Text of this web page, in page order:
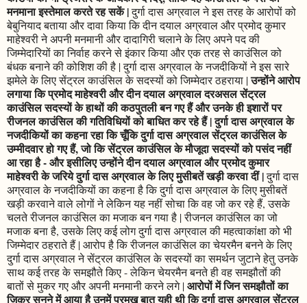
मनमाना इस्तेमाल करते रह सकें |दुर्गा दास अग्रवाल ने इस तरह के आरोपों को
बेबुनियाद बताया और दावा किया कि दीन दयाल अग्रवाल और प्रमोद कुमार
माहेश्वरी ने अपनी मनमानी और दादागिरी चलाने के लिए अपने पद की
जिम्मेदारियों का निर्वाह करने से इंकार किया और एक तरह से काउंसिल को
बंधक बनाने की कोशिश की है | दुर्गा दास अग्रवाल के नजदीकियों ने इस सारे
झमेले के लिए सेंट्रल काउंसिल के सदस्यों को जिम्मेदार ठहराया |उन्होंने आरोप
लगाया कि प्रमोद माहेश्वरी और दीन दयाल अग्रवाल दरअसल सेंट्रल
काउंसिल सदस्यों के हाथों की कठपुतली बन गए हैं और उनके ही इशारों पर
रीजनल काउंसिल की गतिविधियों को बाधित कर रहे हैं | दुर्गा दास अग्रवाल के
नजदीकियों का कहना रहा कि चूँकि दुर्गा दास अग्रवाल सेंट्रल काउंसिल के
उम्मीदवार हो गए हैं, जो कि सेंट्रल काउंसिल के मौजूदा सदस्यों को पसंद नहीं
आ रहा है - और इसीलिए उन्होंने दीन दयाल अग्रवाल और प्रमोद कुमार
माहेश्वरी के जरिये दुर्गा दास अग्रवाल के लिए मुसीबतें खड़ी करवा दीं |दुर्गा दास
अग्रवाल के नजदीकियों का कहना है कि दुर्गा दास अग्रवाल के लिए मुसीबतें
खड़ी करवाने वाले लोगों ने लेकिन यह नहीं सोचा कि वह जो कर रहे हैं, उसके
चलते रीजनल काउंसिल का मजाक बन गया है | रीजनल काउंसिल का जो
मजाक बना है, उसके लिए कई लोग दुर्गा दास अग्रवाल की महत्वाकांक्षा को भी
जिम्मेदार ठहराते हैं | आरोप है कि रीजनल काउंसिल का चेयरमैन बनने के लिए
दुर्गा दास अग्रवाल ने सेंट्रल काउंसिल के सदस्यों का समर्थन जुटाने हेतु उनके
साथ कई तरह के समझौते किए - लेकिन चेयरमैन बनते ही वह समझौतों की
बातों से मुकर गए और अपनी मनमानी करने लगे | आरोपों में जिन समझौतों का
जिक्र सुनने में आया है उनमें प्रमुख बात यही थी कि दुर्गा दास अग्रवाल सेंट्रल